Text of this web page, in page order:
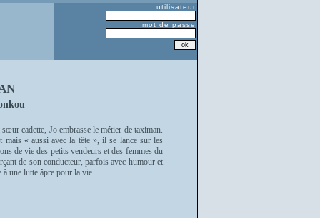
utilisateur
mot de passe
cadette, Jo embrasse le métier de taximan.
mais « aussi avec la tête », il se lance sur les
de vie des petits vendeurs et des femmes du
de son conducteur, parfois avec humour et
une lutte âpre pour la vie.